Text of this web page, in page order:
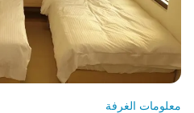
معلومات الغرفة